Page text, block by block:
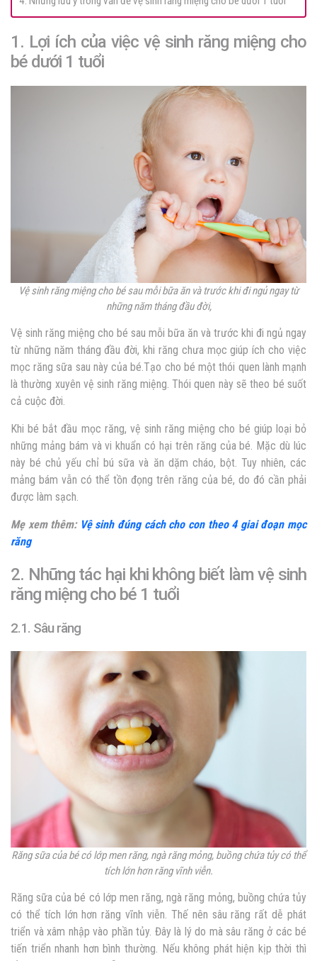
1. Lợi ích của việc vệ sinh răng miệng cho
bé dưới 1 tuổi
Vệ sinh răng miệng cho bé sau mỗi bữa ăn và trước khi đi ngủ ngay từ
những năm tháng đầu đời,
Vệ sinh răng miệng cho bé sau mỗi bữa ăn và trước khi đi ngủ ngay
từ những năm tháng đầu đời, khi răng chưa mọc giúp ích cho việc
mọc răng sữa sau này của bé.Tạo cho bé một thói quen lành mạnh
là thường xuyên vệ sinh răng miệng. Thói quen này sẽ theo bé suốt
cả cuộc đời.
Khi bé bắt đầu mọc răng, vệ sinh răng miệng cho bé giúp loại bỏ
những mảng bám và vi khuẩn có hại trên răng của bé. Mặc dù lúc
này bé chủ yếu chỉ bú sữa và ăn dặm cháo, bột. Tuy nhiên, các
mảng bám vẫn có thể tồn đọng trên răng của bé, do đó cần phải
được làm sạch.
Mẹ xem thêm: Vệ sinh đúng cách cho con theo 4 giai đoạn mọc
răng
2. Những tác hại khi không biết làm vệ sinh
răng miệng cho bé 1 tuổi
2.1. Sâu răng
Răng sữa của bé có lớp men răng, ngà răng mỏng, buồng chứa tủy có thể
tích lớn hơn răng vĩnh viễn.
Răng sữa của bé có lớp men răng, ngà răng mỏng, buồng chứa tủy
có thể tích lớn hơn răng vĩnh viễn. Thế nên sâu răng rất dễ phát
triển và xâm nhập vào phần tủy. Đây là lý do mà sâu răng ở các bé
tiến triển nhanh hơn bình thường. Nếu không phát hiện kịp thời thì